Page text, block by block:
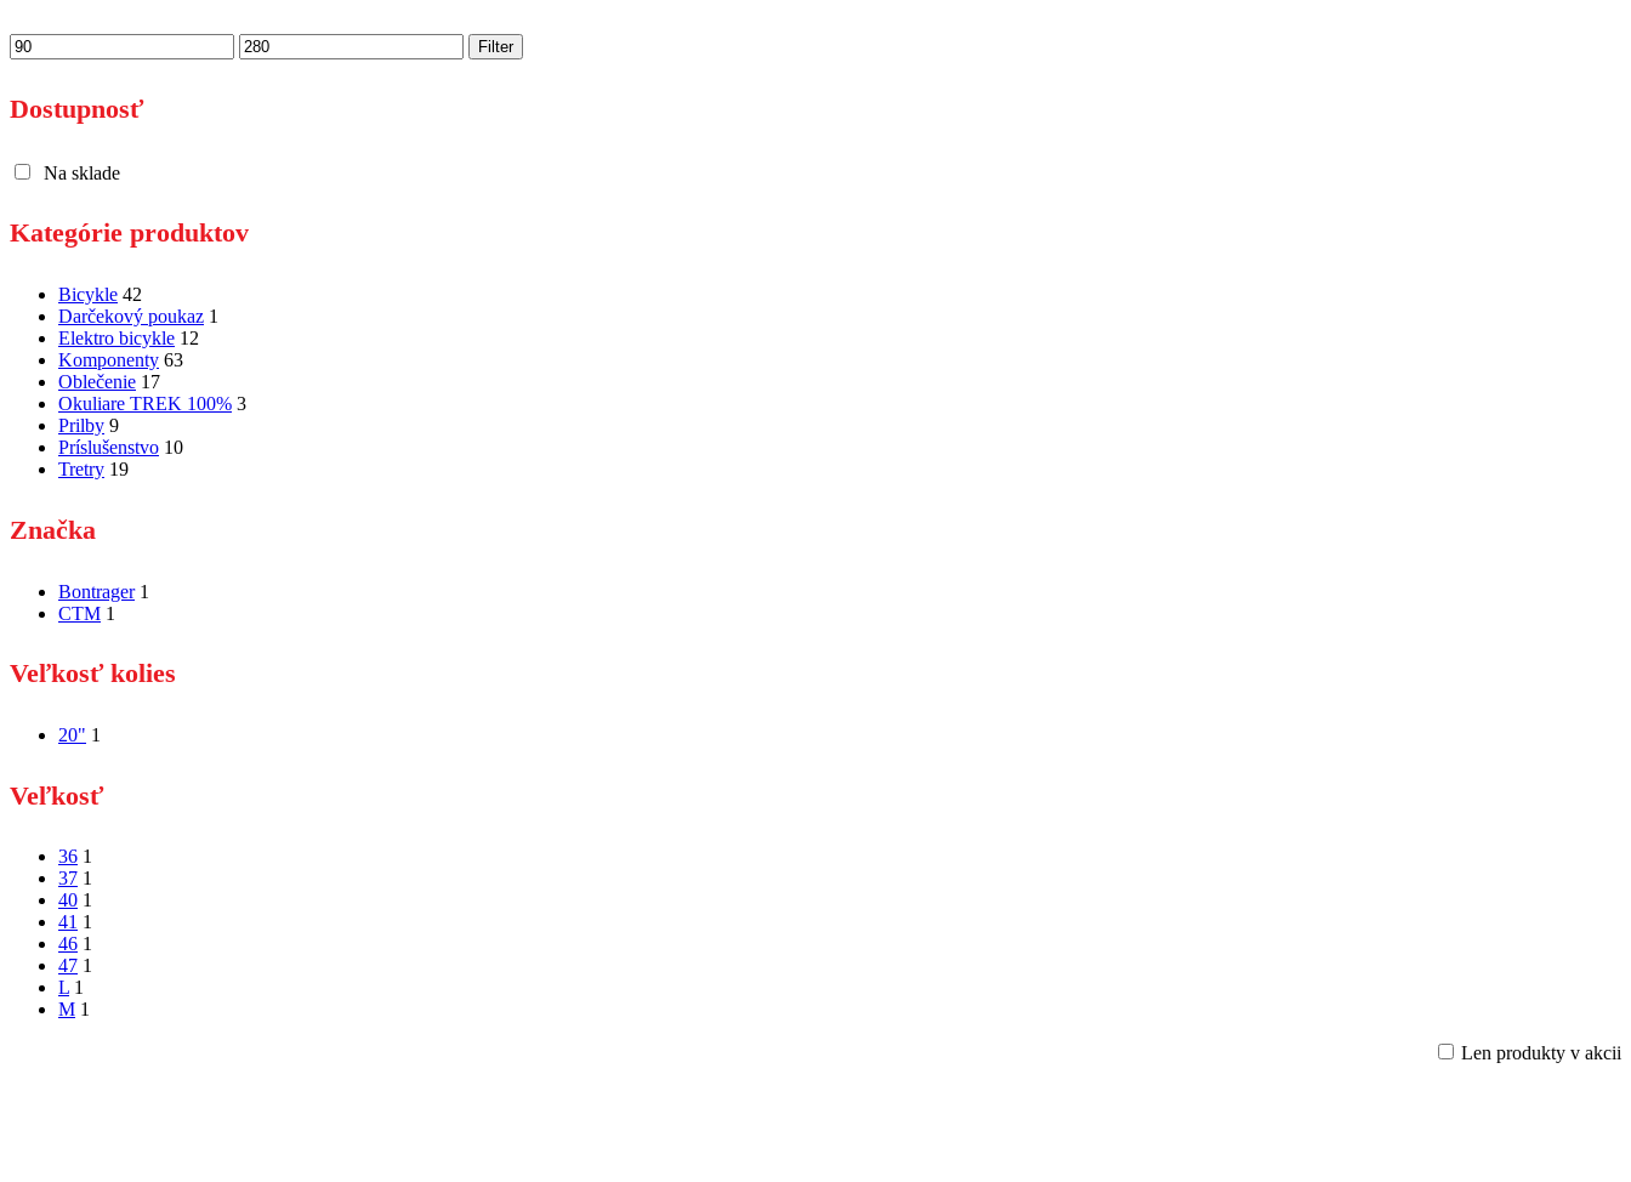
Minimálna
cena
Maximálna
cena
Filter
Dostupnosť
Na sklade
Kategórie produktov
Bicykle 42
Darčekový poukaz 1
Elektro bicykle 12
Komponenty 63
Oblečenie 17
Okuliare TREK 100% 3
Prilby 9
Príslušenstvo 10
Tretry 19
Značka
Bontrager 1
CTM 1
Veľkosť kolies
20" 1
Veľkosť
36 1
37 1
40 1
41 1
46 1
47 1
L 1
M 1
Len produkty v akcii